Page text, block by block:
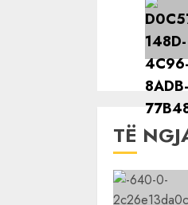
TË